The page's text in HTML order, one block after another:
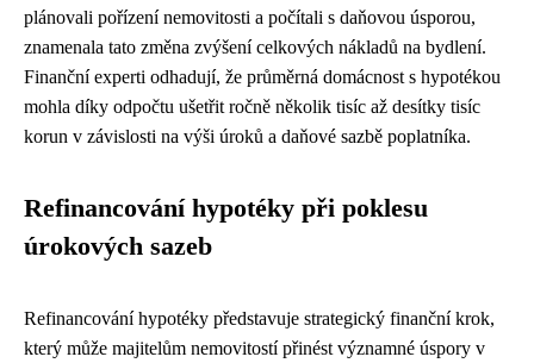
plánovali pořízení nemovitosti a počítali s daňovou úsporou,
znamenala tato změna zvýšení celkových nákladů na bydlení.
Finanční experti odhadují, že průměrná domácnost s hypotékou
mohla díky odpočtu ušetřit ročně několik tisíc až desítky tisíc
korun v závislosti na výši úroků a daňové sazbě poplatníka.
Refinancování hypotéky při poklesu
úrokových sazeb
Refinancování hypotéky představuje strategický finanční krok,
který může majitelům nemovitostí přinést významné úspory v